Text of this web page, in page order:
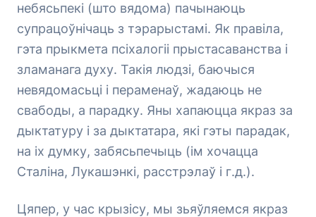
небясьпекі (што вядома) пачынаюць
супрацоўнічаць з тэрарыстамі. Як правіла,
гэта прыкмета псіхалогіі прыстасаванства і
зламанага духу. Такія людзі, баючыся
невядомасьці і пераменаў, жадаюць не
свабоды, а парадку. Яны хапаюцца якраз за
дыктатуру і за дыктатара, які гэты парадак,
на іх думку, забясьпечыць (ім хочацца
Сталіна, Лукашэнкі, расстрэлаў і г.д.).
Цяпер, у час крызісу, мы зьяўляемся якраз